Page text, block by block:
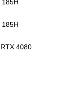
185H
185H
4080